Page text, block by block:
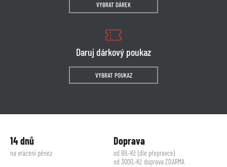
VYBRAT DÁREK
Daruj dárkový poukaz
VYBRAT POUKAZ
14 dnů
na vrácení pěnez
Doprava
od 89,-Kč (dle přepravce)
od 3000,-Kč doprava ZDARMA